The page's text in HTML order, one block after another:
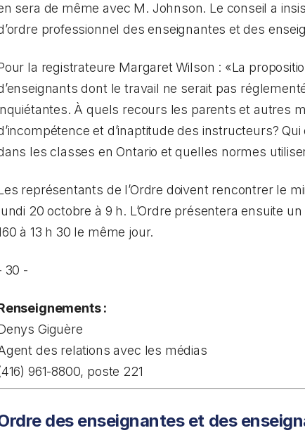
sera de même avec M. Johnson. Le conseil a
professionnel des enseignantes et des
la registrateure Margaret Wilson : «La
dont le travail ne serait pas
À quels recours les parents et autres
et d’inaptitude des instructeurs?
les classes en Ontario et quelles normes
représentants de l’Ordre doivent rencontrer le
20 octobre à 9 h. L’Ordre présentera ensuite
à 13 h 30 le même jour.
30 -
:
Giguère
des relations avec les médias
961-8800, poste 221
des enseignantes et des